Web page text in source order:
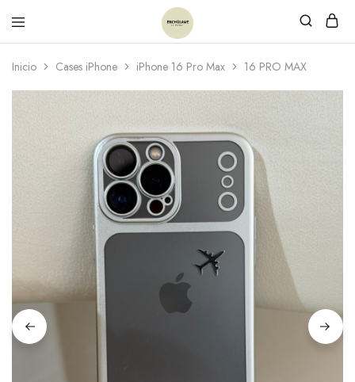
Inicio Cases iPhone iPhone 16 Pro Max 16 PRO MAX